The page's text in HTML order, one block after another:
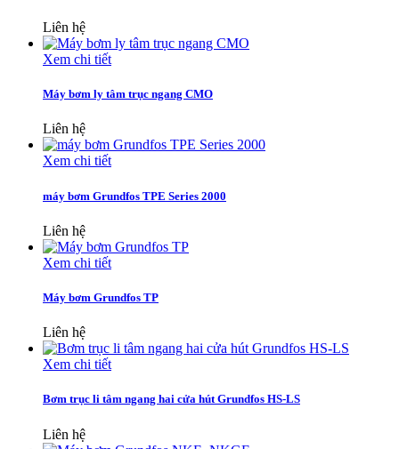
Liên hệ
Xem chi tiết
Máy bơm ly tâm trục ngang CMO
Liên hệ
Xem chi tiết
máy bơm Grundfos TPE Series 2000
Liên hệ
Xem chi tiết
Máy bơm Grundfos TP
Liên hệ
Xem chi tiết
Bơm trục li tâm ngang hai cửa hút Grundfos HS-LS
Liên hệ